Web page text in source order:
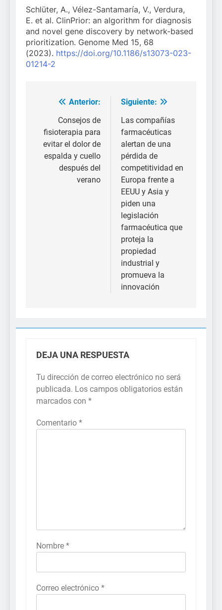
Schlüter, A., Vélez-Santamaría, V., Verdura,
E. et al. ClinPrior: an algorithm for diagnosis
and novel gene discovery by network-based
prioritization. Genome Med 15, 68
(2023). https://doi.org/10.1186/s13073-023-
01214-2
Navegación
entradas
Anterior:
Consejos de
fisioterapia para
evitar el dolor de
espalda y cuello
después del
verano
Siguiente:
Las compañías
farmacéuticas
alertan de una
pérdida de
competitividad en
Europa frente a
EEUU y Asia y
piden una
legislación
farmacéutica que
proteja la
propiedad
industrial y
promueva la
innovación
DEJA UNA RESPUESTA
Tu dirección de correo electrónico no será
publicada. Los campos obligatorios están
marcados con *
Comentario *
Nombre *
Correo electrónico *